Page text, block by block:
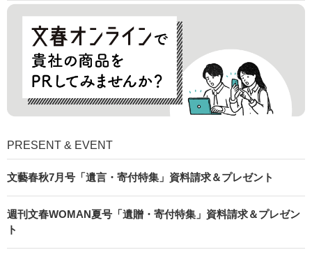
PRESENT & EVENT
文藝春秋7月号「遺言・寄付特集」資料請求＆プレゼント
週刊文春WOMAN夏号「遺贈・寄付特集」資料請求＆プレゼン
ト